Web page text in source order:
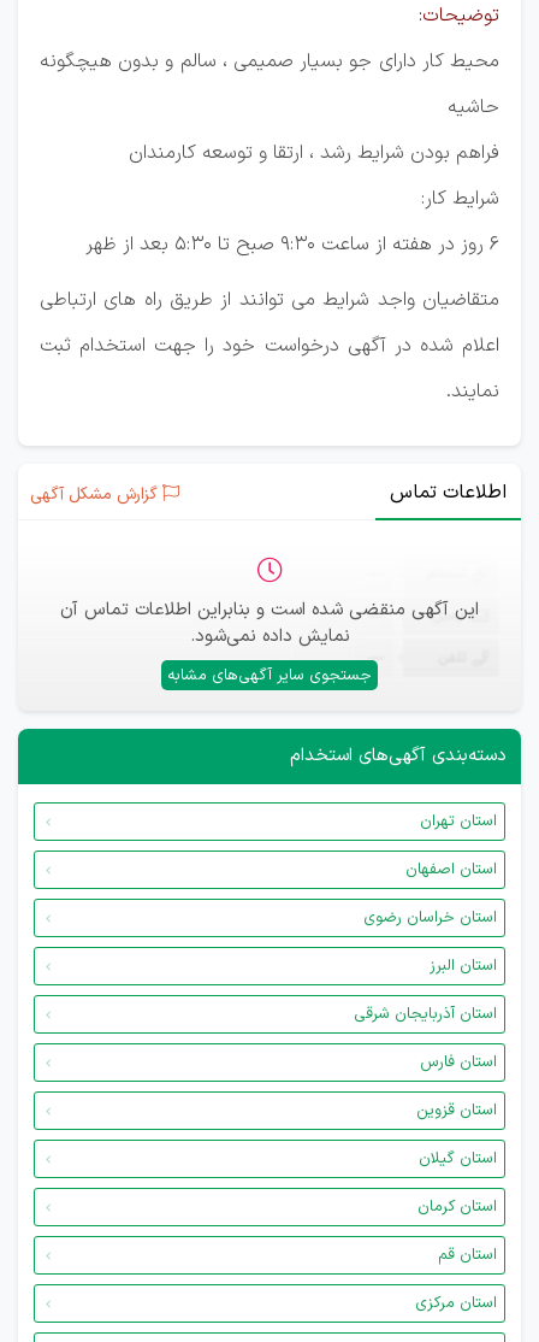
توضیحات:
محیط کار دارای جو بسیار صمیمی ، سالم و بدون هیچگونه
حاشیه
فراهم بودن شرایط رشد ، ارتقا و توسعه کارمندان
شرایط کار:
6 روز در هفته از ساعت 9:30 صبح تا 5:30 بعد از ظهر
متقاضیان واجد شرایط می توانند از طریق راه های ارتباطی
اعلام شده در آگهی درخواست خود را جهت استخدام ثبت
نمایند.
اطلاعات تماس گزارش مشکل آگهی
این آگهی منقضی شده است و بنابراین اطلاعات تماس آن
نمایش داده نمی‌شود.
جستجوی سایر آگهی‌های مشابه
ایمیل —
—
دسته‌بندی آگهی‌های استخدام
استان تهران
استان اصفهان
استان خراسان رضوی
استان البرز
استان آذربایجان شرقی
استان فارس
استان قزوین
استان گیلان
استان کرمان
استان قم
استان مرکزی